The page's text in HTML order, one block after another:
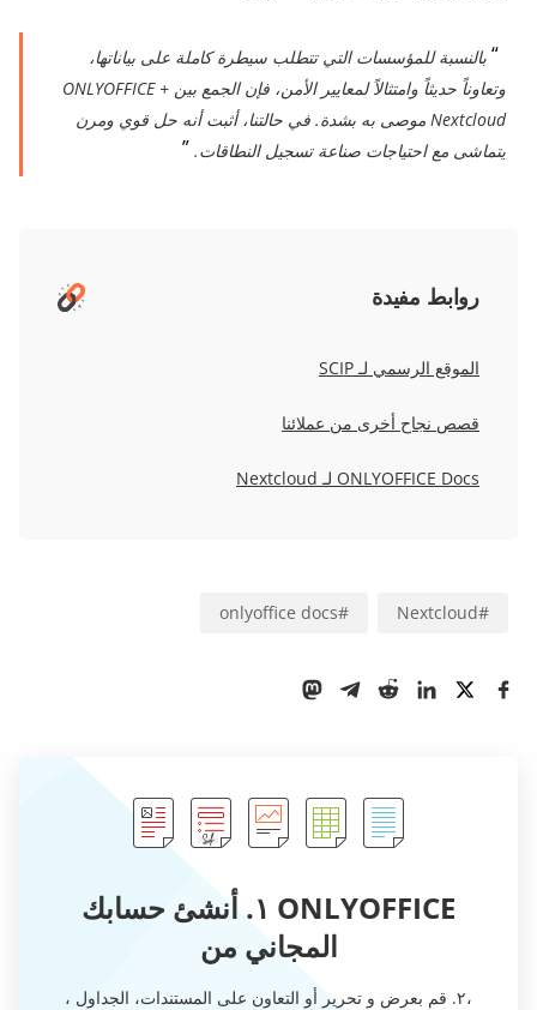
بالنسبة للمؤسسات التي تتطلب سيطرة كاملة على بياناتها،
وتعاوناً حديثاً وامتثالاً لمعايير الأمن، فإن الجمع بين ONLYOFFICE +
Nextcloud موصى به بشدة. في حالتنا، أثبت أنه حل قوي ومرن
يتماشى مع احتياجات صناعة تسجيل النطاقات.
روابط مفيدة
الموقع الرسمي لـ SCIP
قصص نجاح أخرى من عملائنا
ONLYOFFICE Docs لـ Nextcloud
#
Nextcloud
#
onlyoffice docs
ONLYOFFICE ١. أنشئ حسابك
المجاني من
،٢. قم بعرض و تحرير أو التعاون على المستندات، الجداول ،